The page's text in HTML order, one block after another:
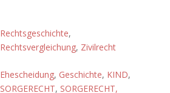
Rechtsgeschichte,
Rechtsvergleichung, Zivilrecht
Ehescheidung, Geschichte, KIND,
SORGERECHT, SORGERECHT,